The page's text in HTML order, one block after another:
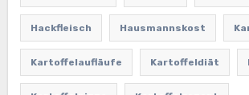
Hackfleisch Hausmannskost
Kartoffelaufläufe Kartoffeldiät